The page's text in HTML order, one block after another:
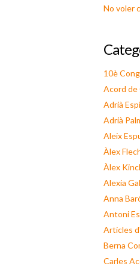
No voler
10è
Acord de
Adrià
Adrià
Aleix
Àlex
Àlex
Alexia
Anna
Antoni
Articles
Berna
Carles